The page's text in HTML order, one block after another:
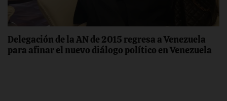
Delegación de la AN de 2015 regresa a Venezuela
para afinar el nuevo diálogo político en Venezuela